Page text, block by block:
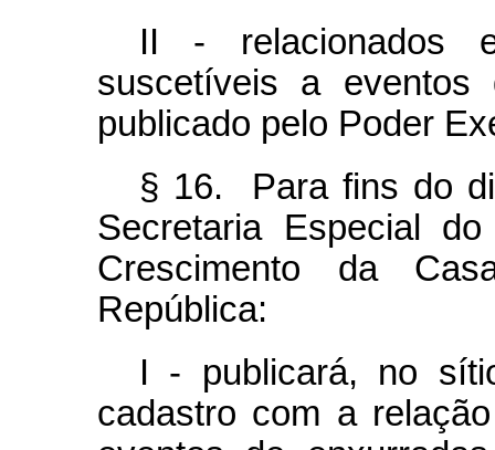
II - relacionados
suscetíveis a eventos
publicado pelo Poder
§ 16. Para fins do
Secretaria Especial
Crescimento da
República:
I - publicará, no
cadastro com a